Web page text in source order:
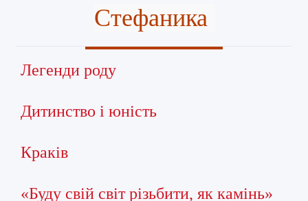
Стефаника
Легенди роду
Дитинство і юність
Краків
«Буду свій світ різьбити, як камінь»